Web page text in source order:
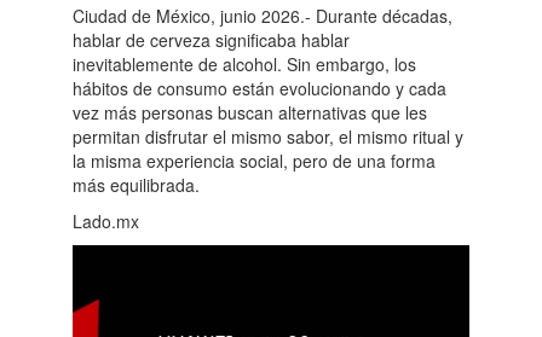
Ciudad de México, junio 2026.- Durante décadas,
hablar de cerveza significaba hablar
inevitablemente de alcohol. Sin embargo, los
hábitos de consumo están evolucionando y cada
vez más personas buscan alternativas que les
permitan disfrutar el mismo sabor, el mismo ritual y
la misma experiencia social, pero de una forma
más equilibrada.
Lado.mx